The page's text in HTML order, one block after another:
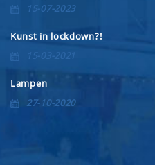
15-07-2023
Kunst in lockdown?!
15-03-2021
Lampen
27-10-2020